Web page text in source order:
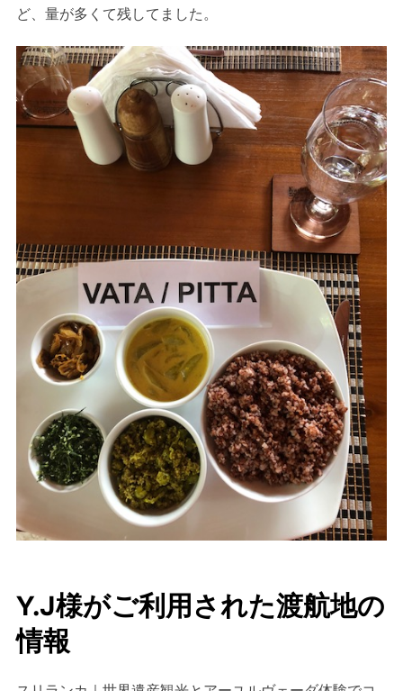
ど、量が多くて残してました。
Y.J様がご利用された渡航地の
情報